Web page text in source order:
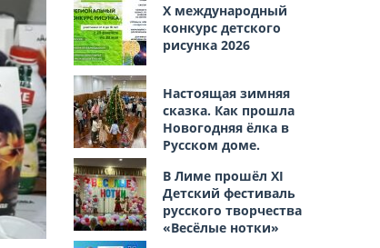
Х международный
конкурс детского
рисунка 2026
Настоящая зимняя
сказка. Как прошла
Новогодняя ёлка в
Русском доме.
В Лиме прошёл XI
Детский фестиваль
русского творчества
«Весёлые нотки»